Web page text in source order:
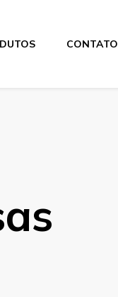
CONTATO